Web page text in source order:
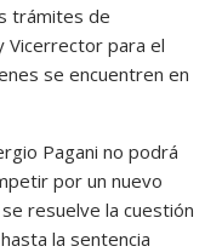
trámites de
Vicerrector para el
se encuentren en
Pagani no podrá
por un nuevo
resuelve la cuestión
la sentencia